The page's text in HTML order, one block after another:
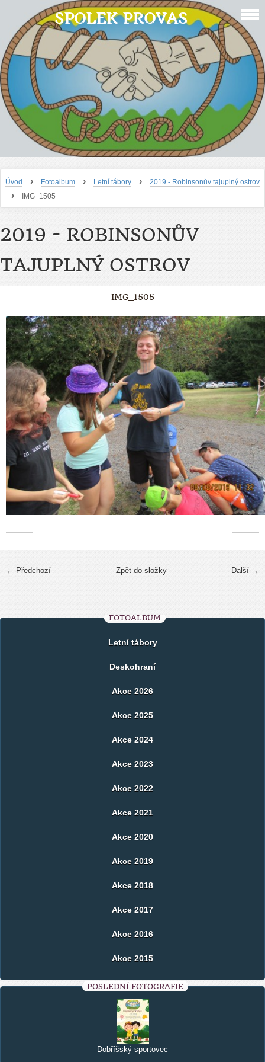
SPOLEK PROVAS
Úvod › Fotoalbum › Letní tábory › 2019 - Robinsonův tajuplný ostrov
› IMG_1505
2019 - ROBINSONŮV
TAJUPLNÝ OSTROV
IMG_1505
← Předchozí Další →
Zpět do složky
FOTOALBUM
Letní tábory
Deskohraní
Akce 2026
Akce 2025
Akce 2024
Akce 2023
Akce 2022
Akce 2021
Akce 2020
Akce 2019
Akce 2018
Akce 2017
Akce 2016
Akce 2015
POSLEDNÍ FOTOGRAFIE
Dobříšský sportovec